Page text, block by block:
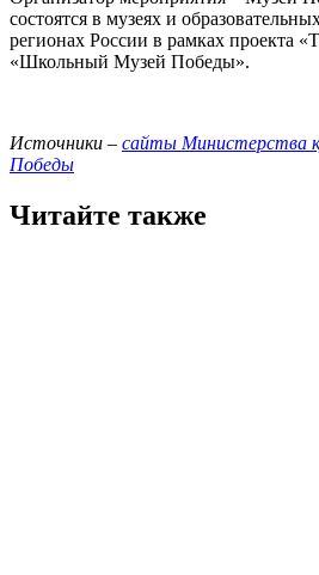
состоятся в музеях и
регионах России в рамках проекта
«Школьный Музей Победы».
Источники – сайты Министерства
Победы
Читайте также